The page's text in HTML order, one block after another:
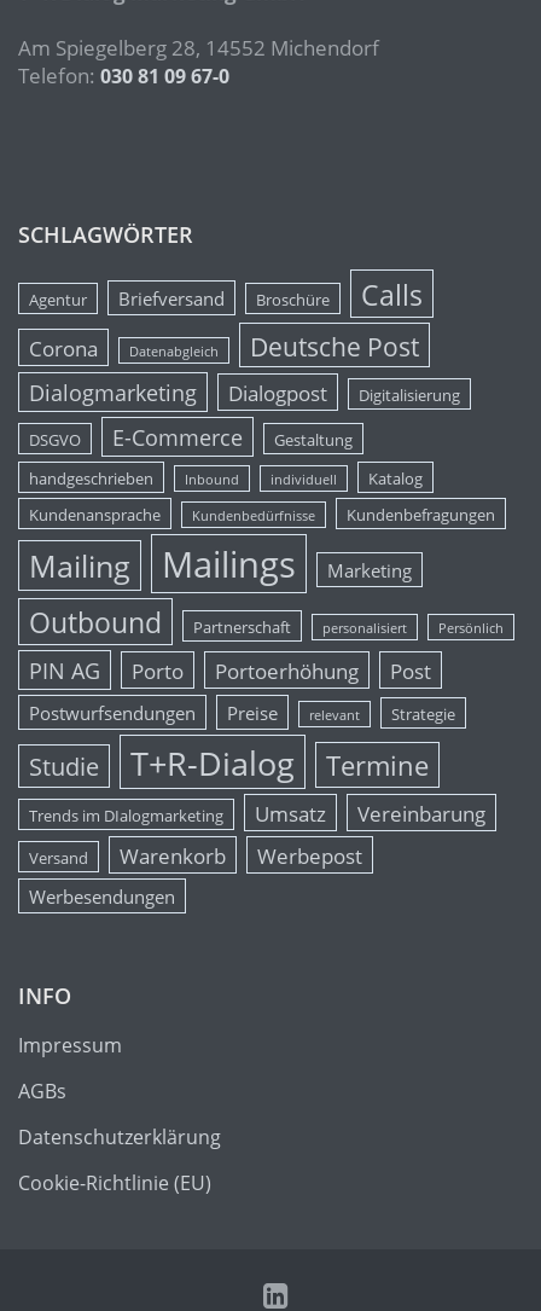
Am Spiegelberg 28, 14552 Michendorf
Telefon: 030 81 09 67-0
SCHLAGWÖRTER
Agentur Briefversand Broschüre Calls
Corona Datenabgleich Deutsche Post
Dialogmarketing Dialogpost Digitalisierung
DSGVO E-Commerce
Gestaltung
handgeschrieben
Inbound individuell
Katalog
Kundenansprache
Kundenbedürfnisse Kundenbefragungen
Mailing Mailings Marketing
Outbound Partnerschaft personalisiert Persönlich
PIN AG Porto Portoerhöhung Post
Postwurfsendungen Preise relevant Strategie
Studie T+R-Dialog Termine
Trends im DIalogmarketing Umsatz Vereinbarung
Versand Warenkorb Werbepost
Werbesendungen
INFO
Impressum
AGBs
Datenschutzerklärung
Cookie-Richtlinie (EU)